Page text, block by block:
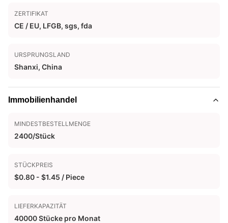
ZERTIFIKAT
CE / EU, LFGB, sgs, fda
URSPRUNGSLAND
Shanxi, China
Immobilienhandel
MINDESTBESTELLMENGE
2400/Stück
STÜCKPREIS
$0.80 - $1.45 / Piece
LIEFERKAPAZITÄT
40000 Stücke pro Monat